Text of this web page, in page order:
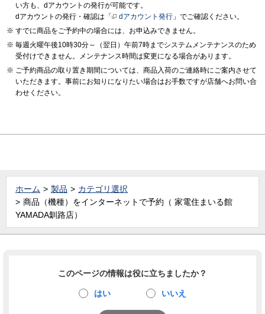
い方も、dアカウントの発行が可能です。
dアカウントの発行・確認は「
dアカウント発行 」でご確認ください。
すでに商品をご予約中の場合には、お申込みできません。
毎週火曜午後10時30分～（翌日）午前7時までシステムメンテナンスのため
受付けできません。メンテナンス時間は変更になる場合があります。
ご予約商品の取り置き期間については、商品入荷のご連絡時にご案内させて
いただきます。事前にお知りになりたい場合はお手数ですが店舗へお問い合
わせください。
ホーム 製品
カテゴリ選択
商品（機種）をインターネットで予約（ 家電住まいる館
YAMADA釧路店）
このページの情報は役に立ちましたか？
はい いいえ